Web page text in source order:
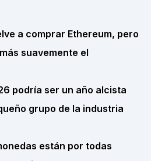
a comprar Ethereum, pero
suavemente el
podría ser un año alcista
grupo de la industria
están por todas